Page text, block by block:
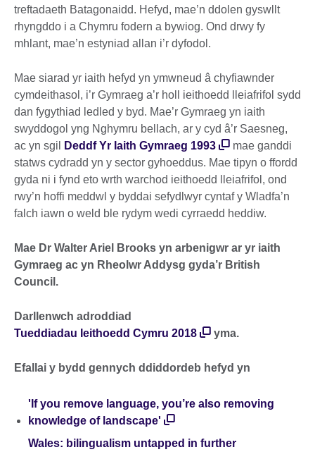
treftadaeth Batagonaidd. Hefyd, mae’n ddolen gyswllt
rhyngddo i a Chymru fodern a bywiog. Ond drwy fy
mhlant, mae’n estyniad allan i’r dyfodol.
Mae siarad yr iaith hefyd yn ymwneud â chyfiawnder
cymdeithasol, i’r Gymraeg a’r holl ieithoedd lleiafrifol sydd
dan fygythiad ledled y byd. Mae’r Gymraeg yn iaith
swyddogol yng Nghymru bellach, ar y cyd â’r Saesneg,
ac yn sgil
Deddf Yr Iaith Gymraeg 1993
mae ganddi
statws cydradd yn y sector gyhoeddus. Mae tipyn o ffordd
gyda ni i fynd eto wrth warchod ieithoedd lleiafrifol, ond
rwy’n hoffi meddwl y byddai sefydlwyr cyntaf y Wladfa’n
falch iawn o weld ble rydym wedi cyrraedd heddiw.
Mae Dr Walter Ariel Brooks yn arbenigwr ar yr iaith
Gymraeg ac yn Rheolwr Addysg gyda’r British
Council.
Darllenwch adroddiad
Tueddiadau Ieithoedd Cymru 2018
yma.
Efallai y bydd gennych ddiddordeb hefyd yn
'If you remove language, you’re also removing
knowledge of landscape'
Wales: bilingualism untapped in further